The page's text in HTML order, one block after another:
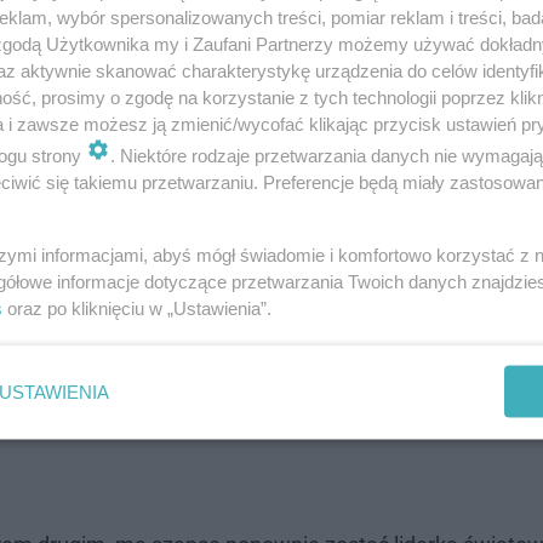
oglądać US Open na żywo
oraz dostępny online w serwisach streamingowych
w turniejach wielkoszlemowych. Jej
podczas tegorocznego French Open. Najwyżej w
dla niej pierwszym meczem przeciwko obecnej
wybór spersonalizowanych treści, pomiar reklam i treści,
Użytkownika my i Zaufani Partnerzy możemy używać
aktywnie skanować charakterystykę urządzenia do celów
prosimy o zgodę na korzystanie z tych technologii poprzez
i zawsze możesz ją zmienić/wycofać klikając przycisk ustawień
strony
. Niektóre rodzaje przetwarzania danych nie
się takiemu przetwarzaniu. Preferencje będą miały
informacjami, abyś mógł świadomie i komfortowo korzystać z
informacje dotyczące przetwarzania Twoich danych
oraz po kliknięciu w „Ustawienia”.
USTAWIENIA